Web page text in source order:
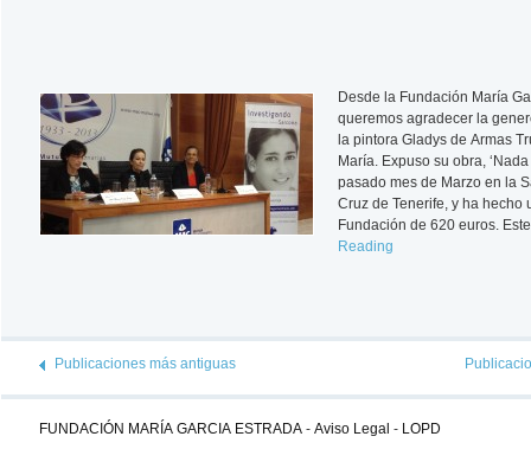
Desde la Fundación María
queremos agradecer la
la pintora Gladys de Armas
María. Expuso su obra,
pasado mes de Marzo en la
Cruz de Tenerife, y ha hecho
Fundación de 620 euros.
Reading
Publicaciones más antiguas
FUNDACIÓN MARÍA GARCIA ESTRADA - Aviso Legal - LOPD